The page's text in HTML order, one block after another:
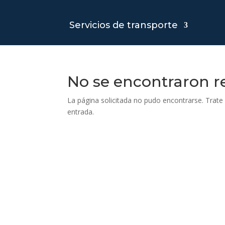
Servicios de transporte
No se encontraron
La página solicitada no pudo encontrarse.
entrada.